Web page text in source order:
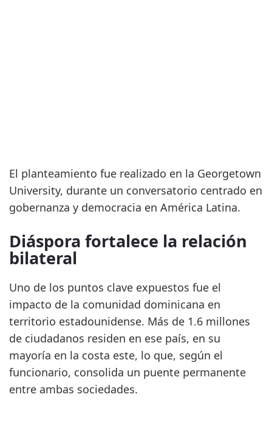
El planteamiento fue realizado en la Georgetown
University, durante un conversatorio centrado en
gobernanza y democracia en América Latina.
Diáspora fortalece la relación
bilateral
Uno de los puntos clave expuestos fue el
impacto de la comunidad dominicana en
territorio estadounidense. Más de 1.6 millones
de ciudadanos residen en ese país, en su
mayoría en la costa este, lo que, según el
funcionario, consolida un puente permanente
entre ambas sociedades.